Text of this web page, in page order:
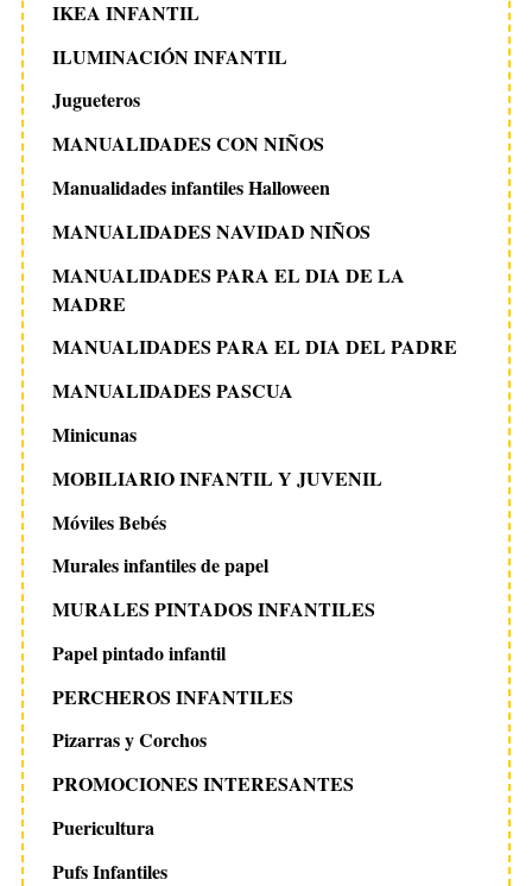
IKEA INFANTIL
ILUMINACIÓN INFANTIL
Jugueteros
MANUALIDADES CON NIÑOS
Manualidades infantiles Halloween
MANUALIDADES NAVIDAD NIÑOS
MANUALIDADES PARA EL DIA DE LA
MADRE
MANUALIDADES PARA EL DIA DEL PADRE
MANUALIDADES PASCUA
Minicunas
MOBILIARIO INFANTIL Y JUVENIL
Móviles Bebés
Murales infantiles de papel
MURALES PINTADOS INFANTILES
Papel pintado infantil
PERCHEROS INFANTILES
Pizarras y Corchos
PROMOCIONES INTERESANTES
Puericultura
Pufs Infantiles